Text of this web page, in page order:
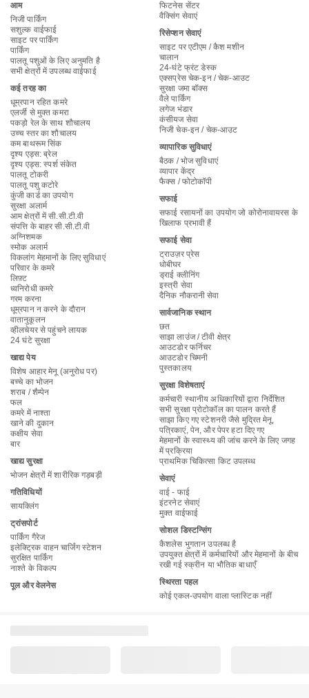
आम
निजी पार्किंग
सशुल्क वाईफाई
साइट पर पार्किंग
पार्किंग
पालतू पशुओं के लिए अनुमति है
सभी क्षेत्रों में उपलब्ध वाईफाई
कई तरह का
धूम्रपान रहित कमरे
एलर्जी से मुक्त कमरा
पकड़ो रेल के साथ शौचालय
उच्च स्तर का शौचालय
कम बाथरूम सिंक
दृश्य एड्स: ब्रेल
दृश्य एड्स: स्पर्श संकेत
पालतू टोकरी
पालतू पशु कटोरे
कुंजी कार्ड का उपयोग
सुरक्षा अलार्म
आम क्षेत्रों में सी.सी.टी.वी
संपत्ति के बाहर सी.सी.टी.वी
अग्निशमक
स्मोक अलार्म
विकलांग मेहमानों के लिए सुविधाएं
परिवार के कमरे
लिफ़्ट
ध्वनिरोधी कमरे
गरम करना
धूम्रपान न करने के दौरान
वातानुकूलन
व्हीलचेयर से पहुंचने लायक
24 घंटे सुरक्षा
खाद्य पेय
विशेष आहार मेनू (अनुरोध पर)
बच्चे का भोजन
शराब / शैम्पेन
फल
कमरे में नाश्ता
खाने की दुकान
कक्षीय सेवा
बार
खाद्य सुरक्षा
भोजन क्षेत्रों में शारीरिक गड़बड़ी
गतिविधियों
सायक्लिंग
ट्रांसपोर्ट
पार्किंग गैरेज
इलेक्ट्रिक वाहन चार्जिंग स्टेशन
सुरक्षित पार्किंग
नाश्ते के विकल्प
पूल और वेलनेस
फिटनेस सेंटर
वैक्सिंग सेवाएं
रिसेप्शन सेवाएं
साइट पर एटीएम / कैश मशीन
चालान
24-घंटे फ्रंट डेस्क
एक्सप्रेस चेक-इन / चेक-आउट
सुरक्षा जमा बॉक्स
वैले पार्किंग
लगेज भंडार
कंसीयज सेवा
निजी चेक-इन / चेक-आउट
व्यापारिक सुविधाएं
बैठक / भोज सुविधाएं
व्यापार केंद्र
फैक्स / फोटोकॉपी
सफाई
सफाई रसायनों का उपयोग जो कोरोनावायरस के
खिलाफ प्रभावी हैं
सफाई सेवा
ट्राउज़र प्रेस
धोबीघर
ड्राई क्लीनिंग
इस्त्री सेवा
दैनिक नौकरानी सेवा
सार्वजानिक स्थान
छत
साझा लाउंज / टीवी क्षेत्र
आउटडोर फर्निचर
आउटडोर चिमनी
पुस्तकालय
सुरक्षा विशेषताएं
कर्मचारी स्थानीय अधिकारियों द्वारा निर्देशित
सभी सुरक्षा प्रोटोकॉल का पालन करते हैं
साझा किए गए स्टेशनरी जैसे मुद्रित मेनू,
पत्रिकाएं, पेन, और पेपर हटा दिए गए
मेहमानों के स्वास्थ्य की जांच करने के लिए जगह
में प्रक्रिया
प्राथमिक चिकित्सा किट उपलब्ध
सेवाएं
वाई - फाई
इंटरनेट सेवाएं
मुक्त वाईफाई
सोशल डिस्टन्सिंग
कैशलेस भुगतान उपलब्ध है
उपयुक्त क्षेत्रों में कर्मचारियों और मेहमानों के बीच
रखी गई स्क्रीन या भौतिक बाधाएँ
स्थिरता पहल
कोई एकल-उपयोग वाला प्लास्टिक नहीं